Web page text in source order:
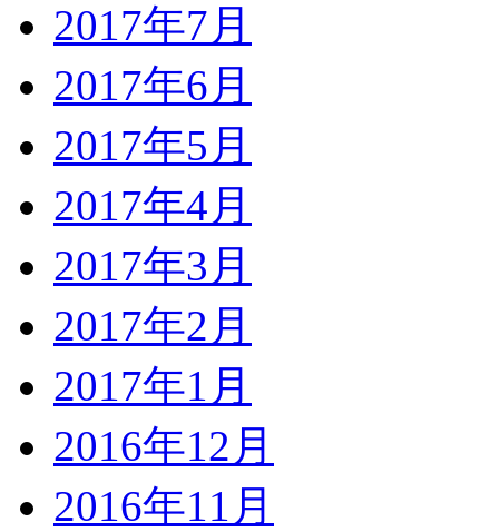
2017年7月
2017年6月
2017年5月
2017年4月
2017年3月
2017年2月
2017年1月
2016年12月
2016年11月